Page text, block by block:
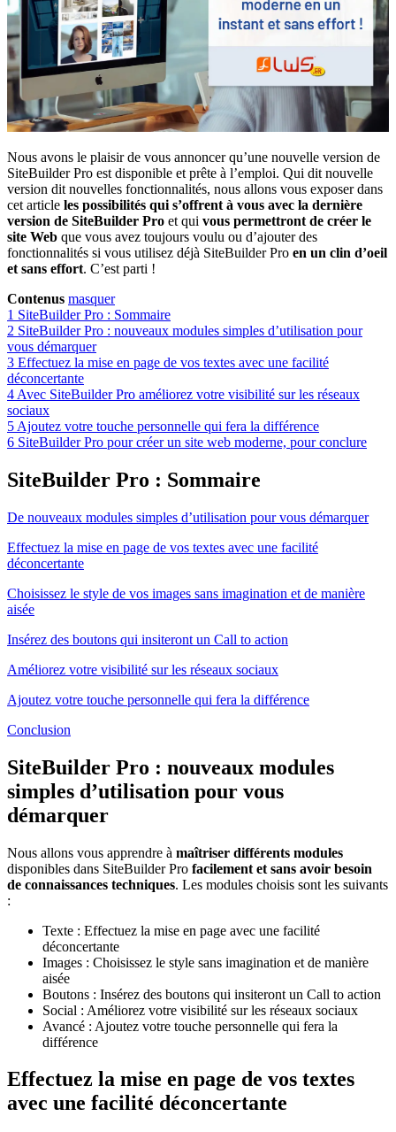
Nous avons le plaisir de vous annoncer qu’une nouvelle version de
SiteBuilder Pro est disponible et prête à l’emploi. Qui dit nouvelle
version dit nouvelles fonctionnalités, nous allons vous exposer dans
cet article les possibilités qui s’offrent à vous avec la dernière
version de SiteBuilder Pro et qui vous permettront de créer le
site Web que vous avez toujours voulu ou d’ajouter des
fonctionnalités si vous utilisez déjà SiteBuilder Pro en un clin d’oeil
et sans effort. C’est parti !
Contenus masquer
1 SiteBuilder Pro : Sommaire
2 SiteBuilder Pro : nouveaux modules simples d’utilisation pour
vous démarquer
3 Effectuez la mise en page de vos textes avec une facilité
déconcertante
4 Avec SiteBuilder Pro améliorez votre visibilité sur les réseaux
sociaux
5 Ajoutez votre touche personnelle qui fera la différence
6 SiteBuilder Pro pour créer un site web moderne, pour conclure
SiteBuilder Pro : Sommaire
De nouveaux modules simples d’utilisation pour vous démarquer
Effectuez la mise en page de vos textes avec une facilité
déconcertante
Choisissez le style de vos images sans imagination et de manière
aisée
Insérez des boutons qui insiteront un Call to action
Améliorez votre visibilité sur les réseaux sociaux
Ajoutez votre touche personnelle qui fera la différence
Conclusion
SiteBuilder Pro : nouveaux modules
simples d’utilisation pour vous
démarquer
Nous allons vous apprendre à maîtriser différents modules
disponibles dans SiteBuilder Pro facilement et sans avoir besoin
de connaissances techniques. Les modules choisis sont les suivants
:
Texte : Effectuez la mise en page avec une facilité
déconcertante
Images : Choisissez le style sans imagination et de manière
aisée
Boutons : Insérez des boutons qui insiteront un Call to action
Social : Améliorez votre visibilité sur les réseaux sociaux
Avancé : Ajoutez votre touche personnelle qui fera la
différence
Effectuez la mise en page de vos textes
avec une facilité déconcertante